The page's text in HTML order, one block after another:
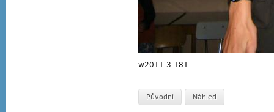
w2011-3-181
Původní Náhled